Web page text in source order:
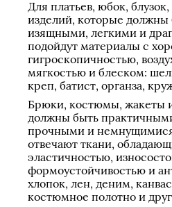
Для платьев, юбок,
изделий, которые должны
изящными, легкими и
подойдут материалы с
гигроскопичностью,
мягкостью и блеском:
креп, батист, органза,
Брюки, костюмы, жакеты
должны быть
прочными и
отвечают ткани,
эластичностью,
формоустойчивостью и
хлопок, лен, деним,
костюмное полотно и